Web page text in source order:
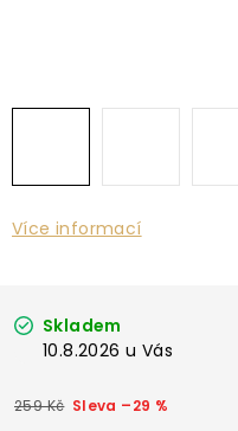
Více informací
Skladem
10.8.2026
259 Kč –29 %